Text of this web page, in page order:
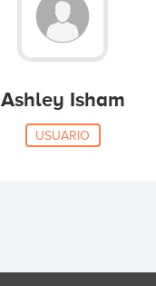
Ashley Isham
USUARIO